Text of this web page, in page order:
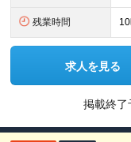
残業時間
求人を見る
掲載終了